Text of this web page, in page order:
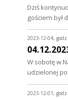
Dziś
gościem był
2023-12-04,
W sobotę w
udzielonej
2023-12-01,